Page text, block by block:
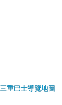
三重巴士導覽地圖